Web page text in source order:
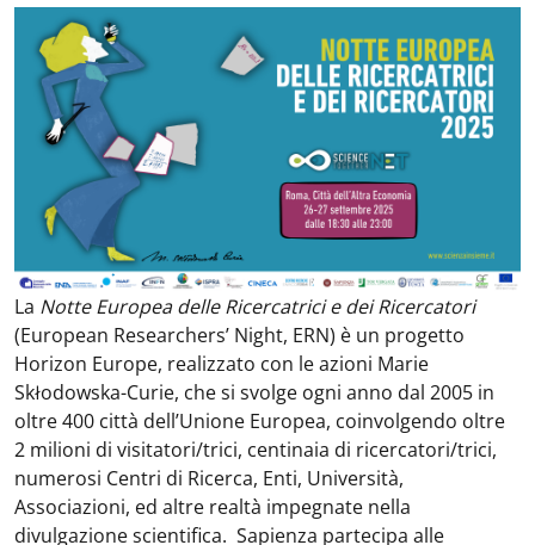
La Notte Europea delle Ricercatrici e dei Ricercatori
(European Researchers’ Night, ERN) è un progetto
Horizon Europe, realizzato con le azioni Marie
Skłodowska-Curie, che si svolge ogni anno dal 2005 in
oltre 400 città dell’Unione Europea, coinvolgendo oltre
2 milioni di visitatori/trici, centinaia di ricercatori/trici,
numerosi Centri di Ricerca, Enti, Università,
Associazioni, ed altre realtà impegnate nella
divulgazione scientifica. Sapienza partecipa alle